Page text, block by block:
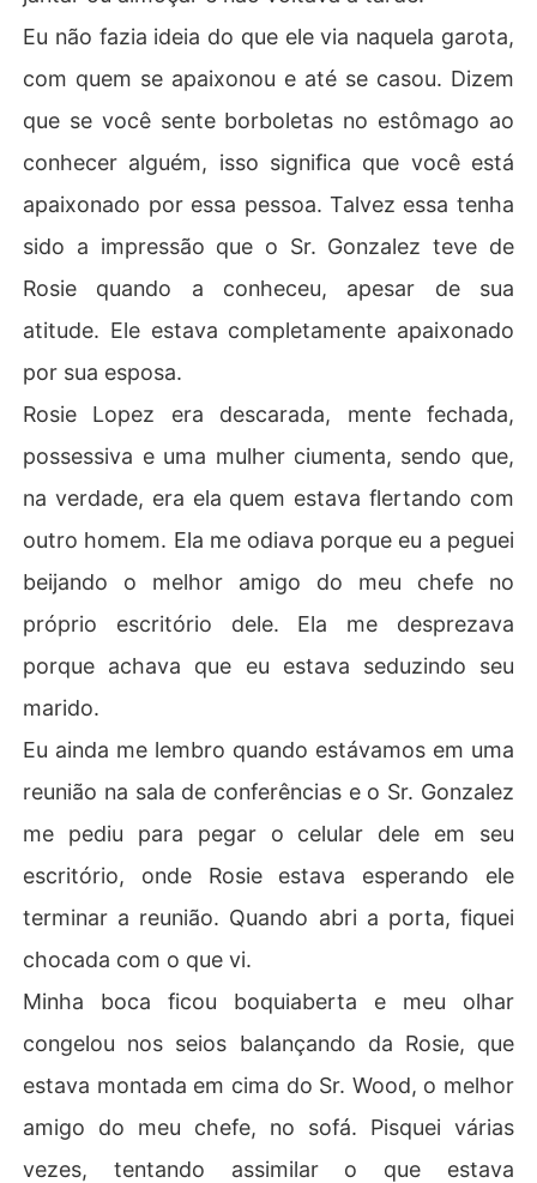
Eu não fazia ideia do que ele via naquela garota,
com quem se apaixonou e até se casou. Dizem
que se você sente borboletas no estômago ao
conhecer alguém, isso significa que você está
apaixonado por essa pessoa. Talvez essa tenha
sido a impressão que o Sr. Gonzalez teve de
Rosie quando a conheceu, apesar de sua
atitude. Ele estava completamente apaixonado
por sua esposa.
Rosie Lopez era descarada, mente fechada,
possessiva e uma mulher ciumenta, sendo que,
na verdade, era ela quem estava flertando com
outro homem. Ela me odiava porque eu a peguei
beijando o melhor amigo do meu chefe no
próprio escritório dele. Ela me desprezava
porque achava que eu estava seduzindo seu
marido.
Eu ainda me lembro quando estávamos em uma
reunião na sala de conferências e o Sr. Gonzalez
me pediu para pegar o celular dele em seu
escritório, onde Rosie estava esperando ele
terminar a reunião. Quando abri a porta, fiquei
chocada com o que vi.
Minha boca ficou boquiaberta e meu olhar
congelou nos seios balançando da Rosie, que
estava montada em cima do Sr. Wood, o melhor
amigo do meu chefe, no sofá. Pisquei várias
vezes, tentando assimilar o que estava